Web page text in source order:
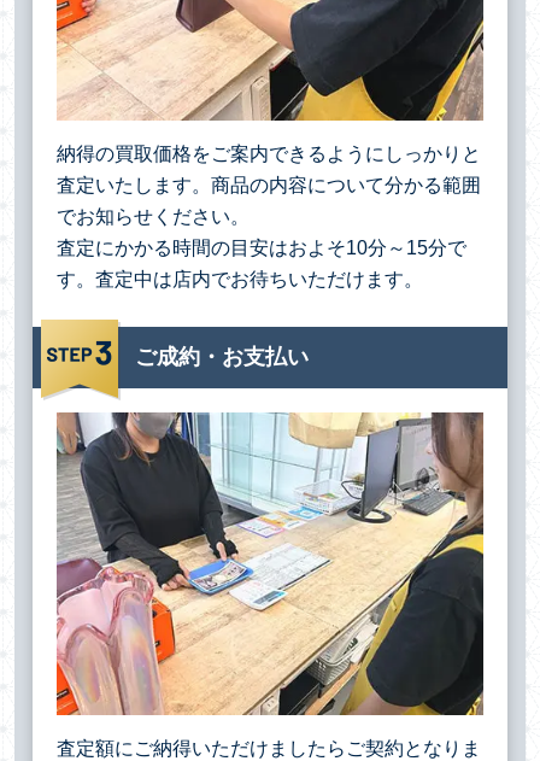
納得の買取価格をご案内できるようにしっかりと
査定いたします。商品の内容について分かる範囲
でお知らせください。
査定にかかる時間の目安はおよそ10分～15分で
す。査定中は店内でお待ちいただけます。
ご成約・お支払い
査定額にご納得いただけましたらご契約となりま